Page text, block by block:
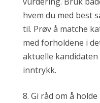
hvem du med best
til. Prøv å matche
med forholdene i
aktuelle
inntrykk.
8. Gi råd om å